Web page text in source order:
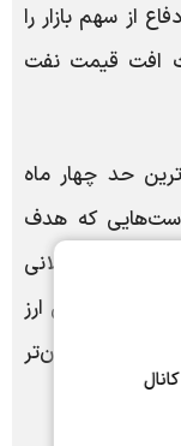
از سهم بازار را
افت قیمت نفت
حد چهار ماه
که هدف
به مدت طولانی
را که به این ارز
دیگر، گران‌تر